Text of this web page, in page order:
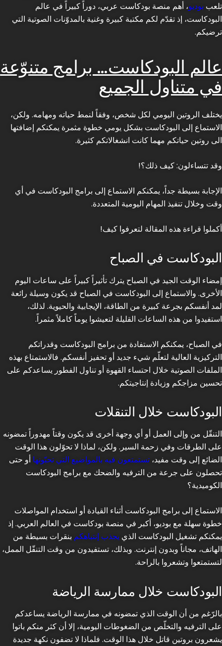
تلعب بوديو، أهم منصة بودكاست عربي، دوراً كبيراً في عالم
البودكاست، إذ تقدّم لكم مكتبة كبيرة وغنية بالمدوّنات الصوتية التي
ترضيكم.
عالم البودكاست… برامج متنوّعة
في متناول الجميع
يختلف الروتين اليومي لكل شخص، وفقاً لنمط حياته ومهامه. ولكن،
الاستماع إلى البودكاست بشكل يومي خطوة مثمرة يمكنكم إضافتها
الى روتين حياتكم مهما كانت انشغالاتكم كثيرة.
وقد تتساءلون: كيف ذلك؟!
الإجابة بسيطة جداً، يمكنكم الاستماع إلى برامج البودكاست في أي
وقت وخلال تنفيذ المهام اليومية المتعددة.
أكملوا قراءة هذه المقالة لتعرفوا كيف!
البودكاست في الصباح
إمضاء الوقت الجيد في الصباح يترك تأثيراً كبيراً على ساعات اليوم
الأخرى. والاستماع إلى البودكاست في الصباح قد يكون وسيلة رائعة
لمد أنفسكم بجرعة كبيرة من الطاقة، الإيجابية والحيوية. لذلك،
استفيدوا من هذه الساعات القليلة لتعيشوا يوماً كاملاً مثمراً.
في الصباح، يمكنكم الاستفادة من برامج البودكاست وقدراتكم
التركيزية العالية لتعلّم شيء جديد أو تحفيز أنفسكم. فالاستمتاع بهذه
الملفات الصوتية خلال احتساء القهوة أو تناول الفطور يساعدكم على
تحسين مزاجكم وزيادة إنتاجيتكم.
البودكاست خلال التنقلات
التنقّل من وإلى العمل أو أي وجهة أخرى قد يكون وقتاً مهدوراً تمضونه
على الطرقات وفي زحمة السير. ولكن، لماذا لا تحوّلون هذا الوقت
الضائع إلى وقت مفيد، تستمتعون فيه بالمواضيع التي تحبّونها أو حتى
تحصلون على جرعة من الترفيه والضحك مع برامج البودكاست
الكوميدية؟
الاستماع إلى برامج البودكاست أثناء القيادة أو استخدام المواصلات
خطوة سهلة مع بوديو، أكبر في منصة بودكاست في العالم العربي. إذ
يمكنكم تشغيل البودكاست الذي يجذب إنتباهكم بنقرات بسيطة من
الهاتف، مجاناً وبدون إنترنت. وبذلك، تستفيدون من وقت التنقّل الممل،
لتستمتعوا وتشعروا بالراحة.
البودكاست خلال ممارسة الرياضة
بالرّغم من أن الوقت الذي تمضونه في ممارسة الرياضة يساعدكم
على الترفيه والتخلّص من الضغوطات اليومية، إلا أن كثر منكم باتوا
يشعرون بروتين قاتل خلال هذا الوقت. فلماذا لا تضفون نكهة جديدة